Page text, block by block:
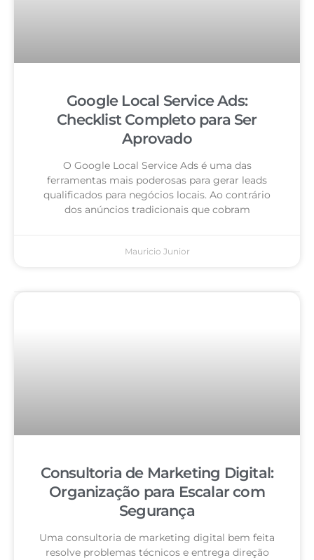
Google Local Service Ads:
Checklist Completo para Ser
Aprovado
O Google Local Service Ads é uma das
ferramentas mais poderosas para gerar leads
qualificados para negócios locais. Ao contrário
dos anúncios tradicionais que cobram
Mauricio Junior
Consultoria de Marketing Digital:
Organização para Escalar com
Segurança
Uma consultoria de marketing digital bem feita
resolve problemas técnicos e entrega direção